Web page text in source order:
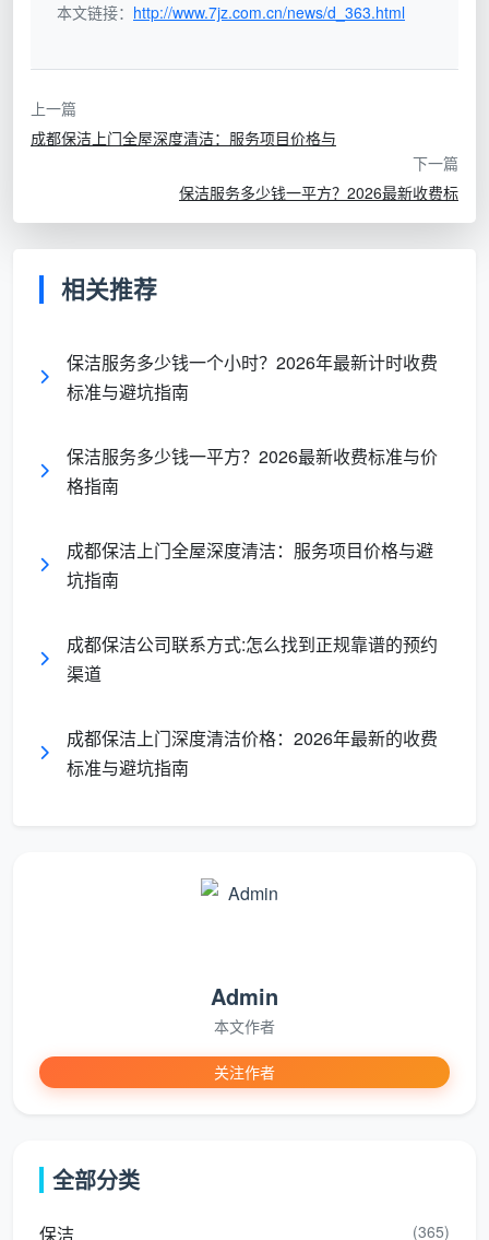
阶
层
8000
计费，多劳多得，
入
层
资深保洁师、
需专业技能和良好
天补贴120元，转正后到手净得工资5000元以上，公司
包吃包住、入职即买商保、法定假期休息、年休假14
陆续涨到280-300元/天，学会后综合薪资6000-7000
元左右。
而高端家庭清洁卫生管理师的月薪可达8000-
10000元，要求大专学历，提供五险、免费培训和定制
资可达7000-13000元。开荒保洁师和居家计时保洁师
的全职岗位，薪资范围6000-12000元/月，附带五险和
但需要理性看待的是：能拿到8000元以上的保洁
师，通常是每天工作9-10小时、月休仅2-4天的高强度
制为基础，实际收入高度依赖接单量和客户好评，并非
示的新人160元/天、学会后综合薪资6000-7000元相
二、在成都做保洁，到底是“轻松自由”还是
“累得直不起腰”？
本文链接： http://www.7jz.com.cn/news/d_363.html
上一篇
成都保洁上门全屋深度清洁：服务项目价格与
下一篇
保洁服务多少钱一平方？2026最新收费标
相关推荐
保洁服务多少钱一个小时？2026年最新计时收费
标准与避坑指南
保洁服务多少钱一平方？2026最新收费标准与价
格指南
成都保洁上门全屋深度清洁：服务项目价格与避
坑指南
成都保洁公司联系方式:怎么找到正规靠谱的预约
渠道
成都保洁上门深度清洁价格：2026年最新的收费
标准与避坑指南
Admin
本文作者
关注作者
全部分类
保洁 (365)